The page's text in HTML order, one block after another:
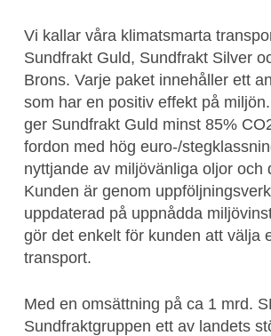
Vi kallar våra klimatsmarta
Sundfrakt Guld, Sundfrakt Silver
Brons. Varje paket innehåller ett
som har en positiv effekt på
ger Sundfrakt Guld minst 85%
fordon med hög euro-/
nyttjande av miljövänliga oljor och
Kunden är genom
uppdaterad på uppnådda
gör det enkelt för kunden att välja
transport.
Med en omsättning på ca 1 mrd.
Sundfraktgruppen ett av landets